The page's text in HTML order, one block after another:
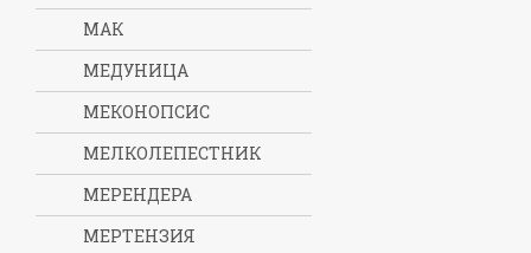
МАК
МЕДУНИЦА
МЕКОНОПСИС
МЕЛКОЛЕПЕСТНИК
МЕРЕНДЕРА
МЕРТЕНЗИЯ